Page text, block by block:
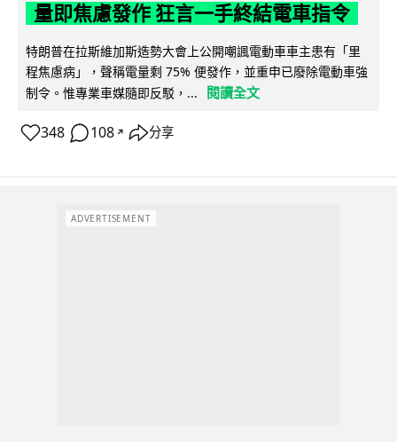
量即焦慮發作 狂言一手終結電車指令
特朗普在拉斯維加斯造勢大會上公開嘲諷電動車車主患有「里
程焦慮病」，聲稱電量剩 75% 便發作，並重申已廢除電動車強
制令。惟專業車媒隨即反駁，...
閱讀全文
348 108 ↗ 分享
ADVERTISEMENT